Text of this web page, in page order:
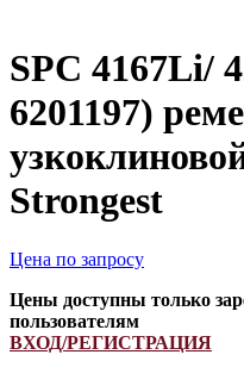
SPC 4167Li/
6201197)
Strongest
Цена по запросу
Цены доступны только
пользователям
ВХОД/РЕГИСТРАЦИЯ